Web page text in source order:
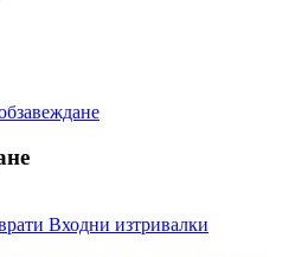
Входни изтривалки